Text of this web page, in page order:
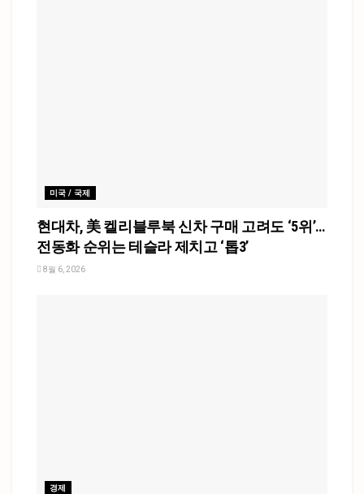
미국 / 국제
현대차, 美 켈리블루북 신차 구매 고려도 ‘5위’…
전동화 순위는 테슬라 제치고 ‘톱3’
8월 6, 2026
경제